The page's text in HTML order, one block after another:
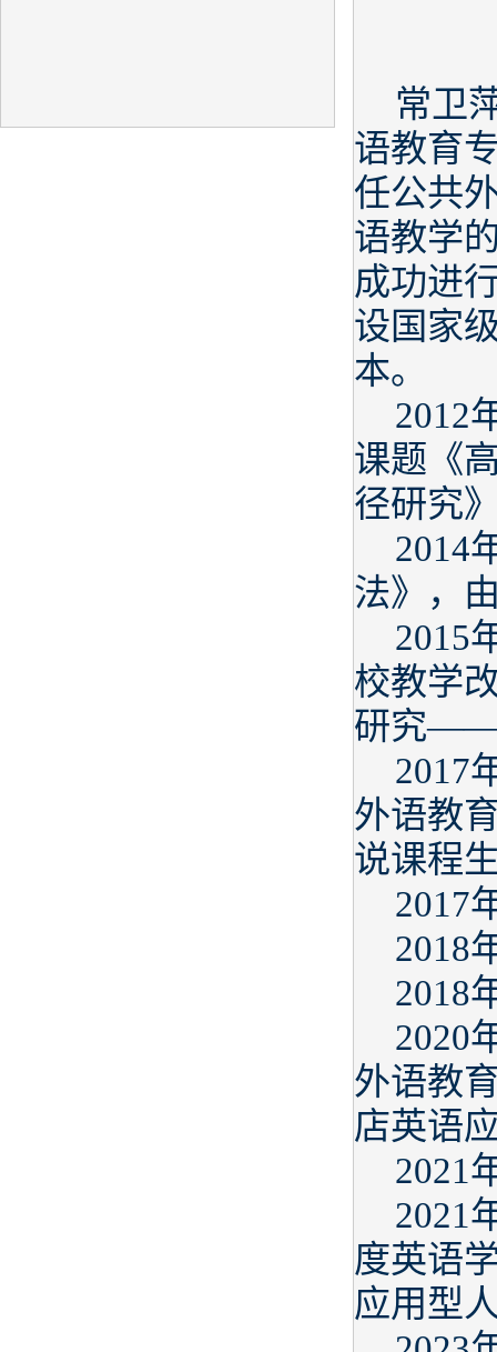
常卫
语教育
任公共
语教学
成功进
设国家
本。
2012
课题《
径研究
2014
法》，
2015
校教学
研究——
2017
外语教
说课程
2017
2018
2018
2020
外语教
店英语
2021
2021
度英语
应用型